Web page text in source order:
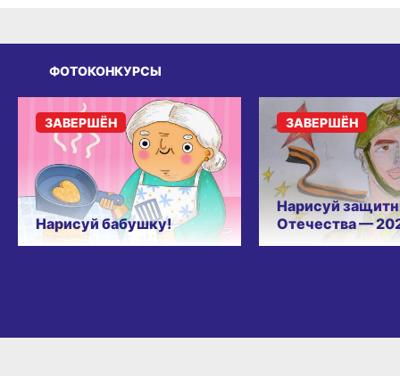
ФОТОКОНКУРСЫ
Нарисуй бабушку!
ЗАВЕРШЁН
Нарисуй
Отечества —
ЗАВЕРШЁН